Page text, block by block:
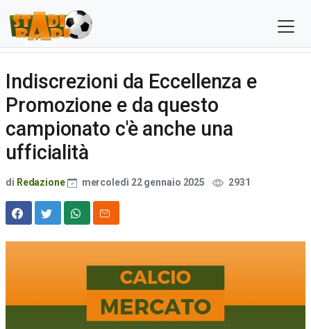
Indiscrezioni da Eccellenza e
Promozione e da questo
campionato c'è anche una
ufficialità
di Redazione mercoledì 22 gennaio 2025 2931